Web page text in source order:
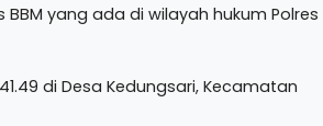
yang ada di wilayah hukum Polres
di Desa Kedungsari, Kecamatan